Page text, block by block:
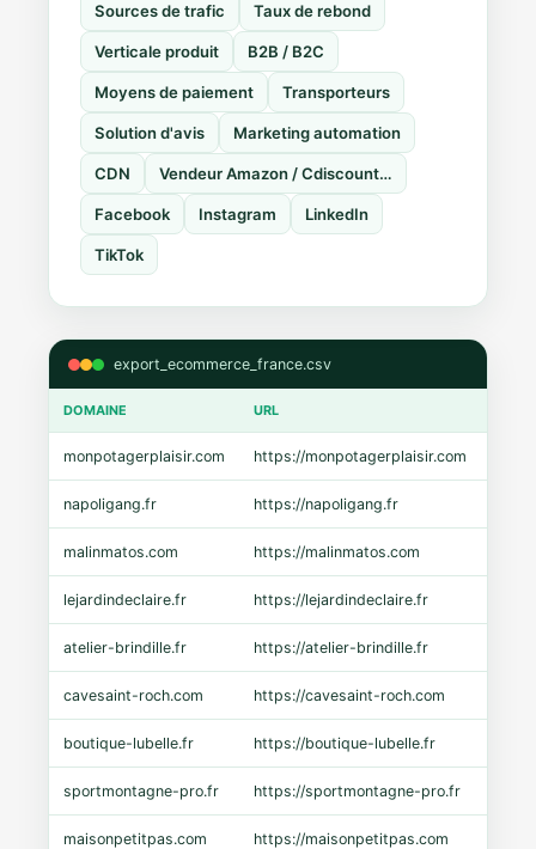
Sources de trafic Taux de rebond
Verticale produit B2B / B2C
Moyens de paiement Transporteurs
Solution d'avis Marketing automation
CDN Vendeur Amazon / Cdiscount…
Facebook Instagram LinkedIn
TikTok
export_ecommerce_france.csv
DOMAINE URL
monpotagerplaisir.com https://monpotagerplaisir.com
napoligang.fr https://napoligang.fr
malinmatos.com https://malinmatos.com
lejardindeclaire.fr https://lejardindeclaire.fr
atelier-brindille.fr https://atelier-brindille.fr
cavesaint-roch.com https://cavesaint-roch.com
boutique-lubelle.fr https://boutique-lubelle.fr
sportmontagne-pro.fr https://sportmontagne-pro.fr
maisonpetitpas.com https://maisonpetitpas.com